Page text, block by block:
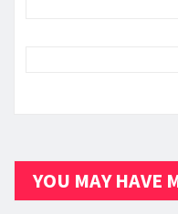
YOU MAY HAVE